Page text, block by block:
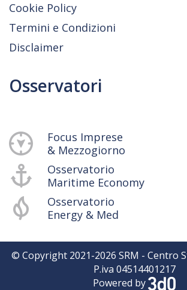
Cookie Policy
Termini e Condizioni
Disclaimer
Osservatori
Focus Imprese
& Mezzogiorno
Osservatorio
Maritime Economy
Osservatorio
Energy & Med
© Copyright 2021-2026 SRM - Centro
P.iva 04514401217
Powered by